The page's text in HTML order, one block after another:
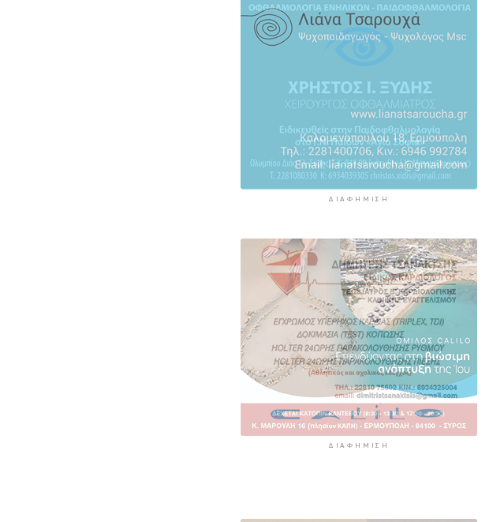
τη διάσωση του Φάρου της
Διδύμης
2 ώρες 57 λεπτά πρίν
αθλητικές εγκαταστάσεις της
"Μαρούσας"
3 ώρες 3 λεπτά πρίν
ΔΙΑΦΉΜΙΣΗ
ΔΙΑΦΉΜΙΣΗ